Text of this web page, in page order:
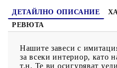
ДЕТАЙЛНО ОПИСАНИЕ
РЕВЮТА
Нашите завеси с
за всеки интериор, като
т.н. Те ви осигуряват